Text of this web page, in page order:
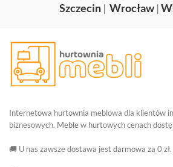
Szczecin | Wrocław |
Internetowa hurtownia meblowa dla klientów
biznesowych. Meble w hurtowych cenach
🚚 U nas zawsze dostawa jest darmowa za 0 zł.